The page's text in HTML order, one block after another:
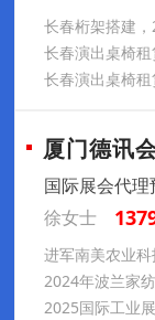
长春桁架搭建
长春演出桌椅
长春演出桌椅
国际展会代
徐女士
2024年波兰家
2025国际工业